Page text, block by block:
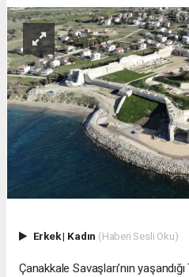
Erkek| Kadın (Haberi Sesli Oku)
Çanakkale Savaşları’nın